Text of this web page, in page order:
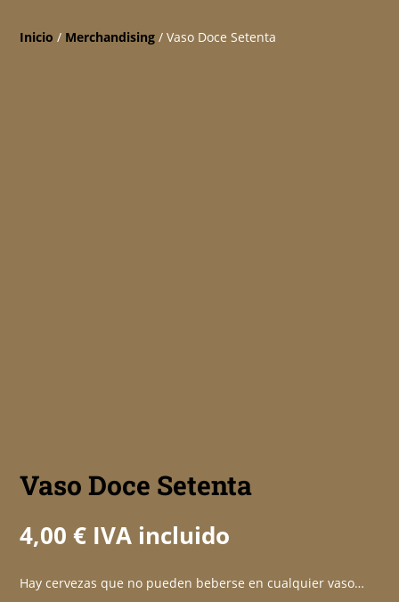
Inicio / Merchandising / Vaso Doce Setenta
Vaso Doce Setenta
4,00€ IVA incluido
Hay cervezas que no pueden beberse en cualquier vaso…